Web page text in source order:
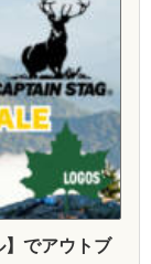
でアウトブ